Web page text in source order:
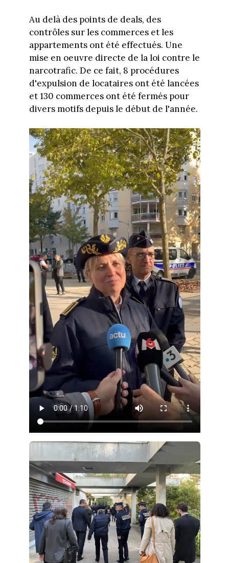
Au delà des points de deals, des
contrôles sur les commerces et les
appartements ont été effectués. Une
mise en oeuvre directe de la loi contre le
narcotrafic. De ce fait, 8 procédures
d'expulsion de locataires ont été lancées
et 130 commerces ont été fermés pour
divers motifs depuis le début de l'année.